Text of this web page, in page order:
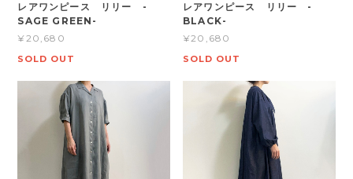
レアワンピース リリー -
SAGE GREEN-
¥20,680
SOLD OUT
レアワンピース リリー -
BLACK-
¥20,680
SOLD OUT